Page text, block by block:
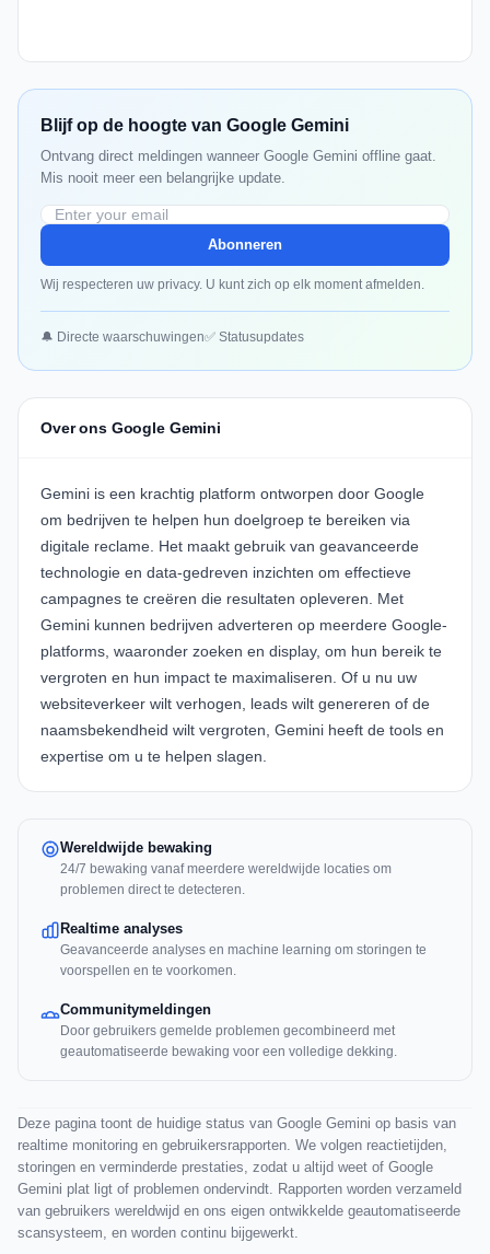
Blijf op de hoogte van Google Gemini
Ontvang direct meldingen wanneer Google Gemini offline gaat.
Mis nooit meer een belangrijke update.
Abonneren
Wij respecteren uw privacy. U kunt zich op elk moment afmelden.
🔔 Directe waarschuwingen✅ Statusupdates
Over ons Google Gemini
Gemini is een krachtig platform ontworpen door Google
om bedrijven te helpen hun doelgroep te bereiken via
digitale reclame. Het maakt gebruik van geavanceerde
technologie en data-gedreven inzichten om effectieve
campagnes te creëren die resultaten opleveren. Met
Gemini kunnen bedrijven adverteren op meerdere Google-
platforms, waaronder zoeken en display, om hun bereik te
vergroten en hun impact te maximaliseren. Of u nu uw
websiteverkeer wilt verhogen, leads wilt genereren of de
naamsbekendheid wilt vergroten, Gemini heeft de tools en
expertise om u te helpen slagen.
Wereldwijde bewaking
24/7 bewaking vanaf meerdere wereldwijde locaties om
problemen direct te detecteren.
Realtime analyses
Geavanceerde analyses en machine learning om storingen te
voorspellen en te voorkomen.
Communitymeldingen
Door gebruikers gemelde problemen gecombineerd met
geautomatiseerde bewaking voor een volledige dekking.
Deze pagina toont de huidige status van Google Gemini op basis van
realtime monitoring en gebruikersrapporten. We volgen reactietijden,
storingen en verminderde prestaties, zodat u altijd weet of Google
Gemini plat ligt of problemen ondervindt. Rapporten worden verzameld
van gebruikers wereldwijd en ons eigen ontwikkelde geautomatiseerde
scansysteem, en worden continu bijgewerkt.